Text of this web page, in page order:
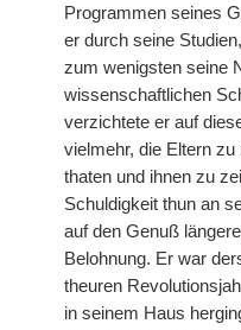
Programmen seines
er durch seine
zum wenigsten seine
wissenschaftlichen
verzichtete er auf
vielmehr, die Eltern
thaten und ihnen zu
Schuldigkeit thun an
auf den Genuß
Belohnung. Er war
theuren
in seinem Haus